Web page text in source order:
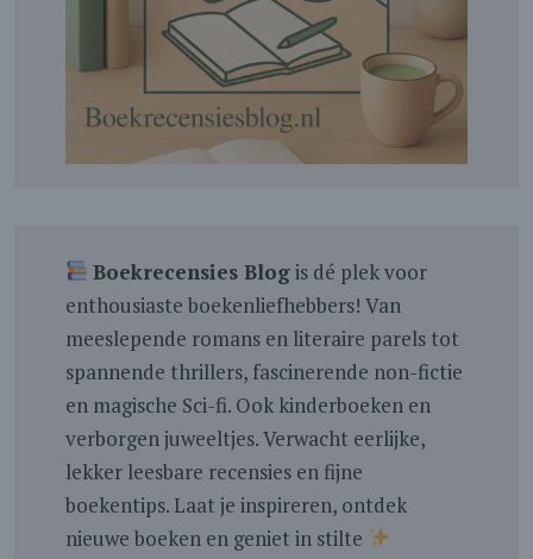
Boekrecensies Blogis dé plek voor
enthousiaste boekenliefhebbers! Van
meeslepende romans en literaire parels tot
spannende thrillers, fascinerende non-fictie
en magische Sci-fi. Ook kinderboeken en
verborgen juweeltjes. Verwacht eerlijke,
lekker leesbare recensies en fijne
boekentips. Laat je inspireren, ontdek
nieuwe boeken en geniet in stilte